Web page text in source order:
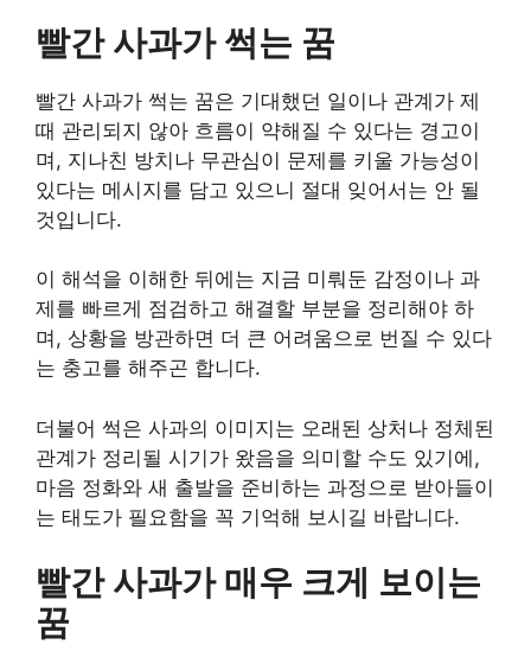
빨간 사과가 썩는 꿈
빨간 사과가 썩는 꿈은 기대했던 일이나 관계가 제
때 관리되지 않아 흐름이 약해질 수 있다는 경고이
며, 지나친 방치나 무관심이 문제를 키울 가능성이
있다는 메시지를 담고 있으니 절대 잊어서는 안 될
것입니다.
이 해석을 이해한 뒤에는 지금 미뤄둔 감정이나 과
제를 빠르게 점검하고 해결할 부분을 정리해야 하
며, 상황을 방관하면 더 큰 어려움으로 번질 수 있다
는 충고를 해주곤 합니다.
더불어 썩은 사과의 이미지는 오래된 상처나 정체된
관계가 정리될 시기가 왔음을 의미할 수도 있기에,
마음 정화와 새 출발을 준비하는 과정으로 받아들이
는 태도가 필요함을 꼭 기억해 보시길 바랍니다.
빨간 사과가 매우 크게 보이는
꿈